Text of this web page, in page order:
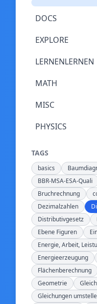
DOCS
EXPLORE
LERNENLERNEN
MATH
MISC
PHYSICS
TAGS
basics
BBR-MSA-ESA-Quali
Bruchrechnung
Dezimalzahlen
Distributivgesetz
Ebene Figuren
Energie, Arbeit,
Energieerzeugung
Flächenberechnung
Geometrie
Gleichungen